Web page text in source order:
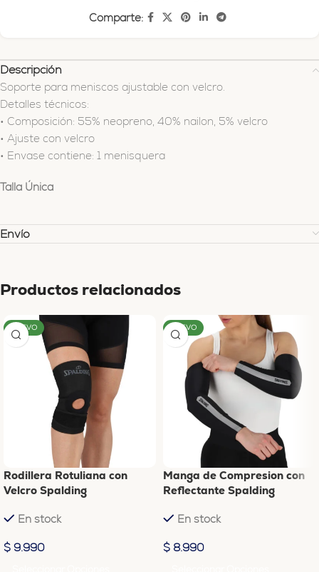
Comparte:
Descripción
Soporte para meniscos ajustable con velcro.
Detalles técnicos:
• Composición: 55% neopreno, 40% nailon, 5% velcro
• Ajuste con velcro
• Envase contiene: 1 menisquera
Talla Única
Envío
Productos relacionados
NUEVO
Rodillera Rotuliana con
Velcro Spalding
En stock
$ 9.990
NUEVO
Manga de Compresion con
Reflectante Spalding
En stock
$ 8.990